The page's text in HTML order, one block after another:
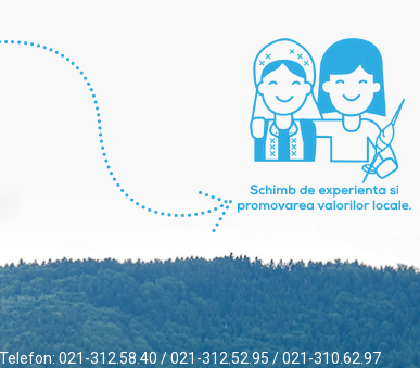
Telefon: 021-312.58.40 / 021-312.52.95 / 021-310.62.97